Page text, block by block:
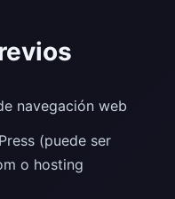
navegación web
(puede ser
o hosting